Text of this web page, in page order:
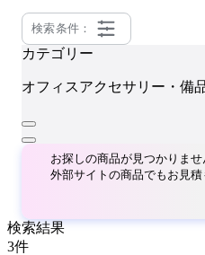
検索条件：
カテゴリー
オフィスアクセサリー・備
お探しの商品が見つかりませ
外部サイトの商品でもお見積
検索結果
3件